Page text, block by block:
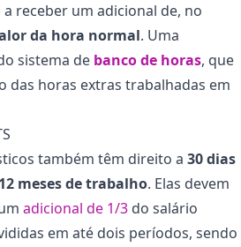
receber um adicional de, no
da hora normal. Uma
sistema de banco de horas, que
das horas extras trabalhadas em
também têm direito a 30 dias
meses de trabalho. Elas devem
adicional de 1/3 do salário
em até dois períodos, sendo